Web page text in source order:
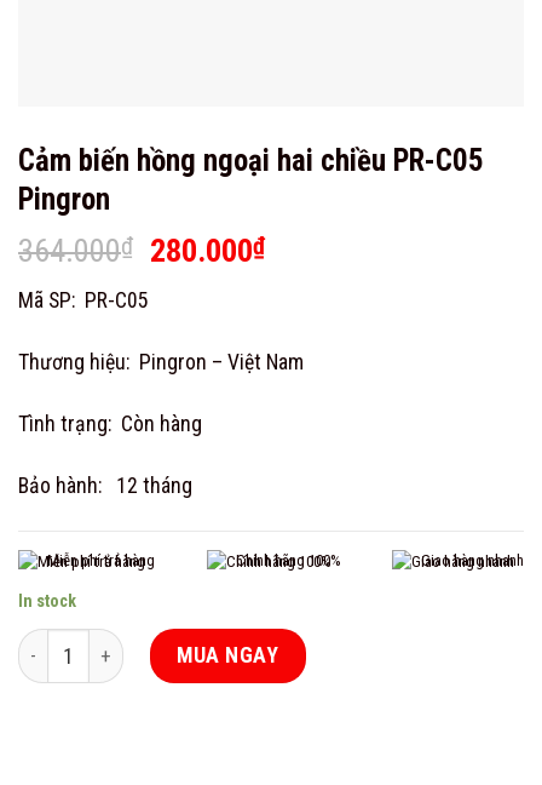
Cảm biến hồng ngoại hai chiều PR-C05
Pingron
364.000₫
Original
364.000₫.
280.000₫Current
280.000₫.
Mã SP: PR-C05
Thương hiệu: Pingron – Việt Nam
Tình trạng: Còn hàng
Bảo hành: 12 tháng
Miễn phí trả hàng Chính hãng 100% Giao hàng nhanh
In stock
Cảm biến hồng ngoại hai chiều PR-C05 Pingron quantity
MUA NGAY